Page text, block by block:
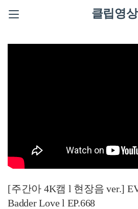
클립영상
[주간아 4K캠 l 현장음 ver.]
Badder Love l EP.668